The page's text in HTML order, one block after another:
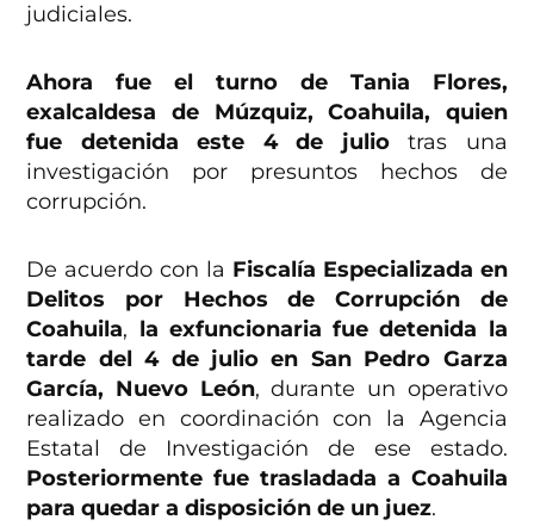
judiciales.
Ahora fue el turno de Tania Flores,
exalcaldesa de Múzquiz, Coahuila, quien
fue detenida este 4 de juliotras una
investigación por presuntos hechos de
corrupción.
De acuerdo con la Fiscalía Especializada en
Delitos por Hechos de Corrupción de
Coahuila, la exfuncionaria fue detenida la
tarde del 4 de julio en San Pedro Garza
García, Nuevo León, durante un operativo
realizado en coordinación con la Agencia
Estatal de Investigación de ese estado.
Posteriormente fue trasladada a Coahuila
para quedar a disposición de un juez.